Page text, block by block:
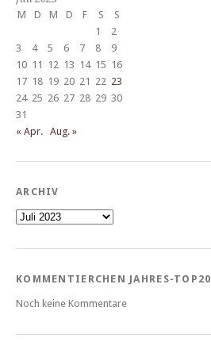
M
D M D F S
S
1
2
3
4 5 6 7 8
9
10 11 12 13 14 15 16
17 18 19 20 21 22 23
24 25 26 27 28 29 30
31
« Apr. Aug. »
ARCHIV
Archiv
KOMMENTIERCHEN JAHRES-TOP20
Noch keine Kommentare